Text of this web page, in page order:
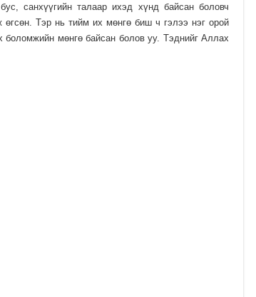
санхүүгийн талаар ихэд хүнд байсан боловч
Тэр нь тийм их мөнгө биш ч гэлээ нэг орой
боломжийн мөнгө байсан болов уу. Тэднийг Аллах